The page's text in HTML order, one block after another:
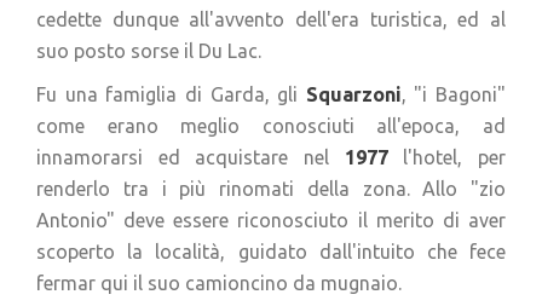
cedette dunque all'avvento dell'era turistica, ed al
suo posto sorse il Du Lac.
Fu una famiglia di Garda, gli Squarzoni, "i Bagoni"
come erano meglio conosciuti all'epoca, ad
innamorarsi ed acquistare nel 1977 l'hotel, per
renderlo tra i più rinomati della zona. Allo "zio
Antonio" deve essere riconosciuto il merito di aver
scoperto la località, guidato dall'intuito che fece
fermar qui il suo camioncino da mugnaio.